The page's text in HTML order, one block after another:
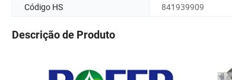
Código HS
841939909
Descrição de Produto